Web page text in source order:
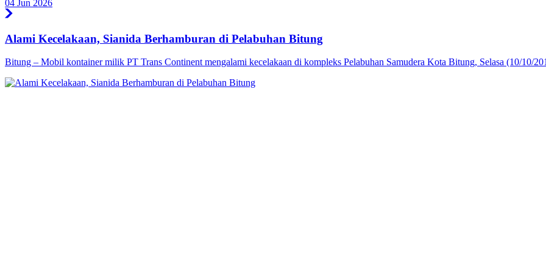
04 Jun 2026
Alami Kecelakaan, Sianida Berhamburan di Pelabuhan Bitung
Bitung – Mobil kontainer milik PT Trans Continent mengalami kecelakaan di kompleks Pelabuhan Samudera Kota Bitung, Selasa (10/10/